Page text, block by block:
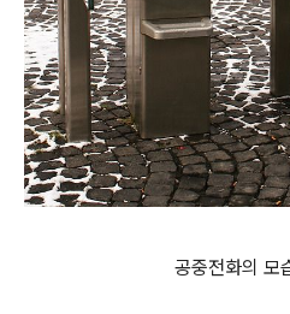
공중전화의 모